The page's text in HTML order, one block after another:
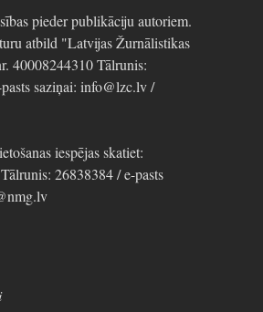
pieder publikāciju autoriem.
atbild "Latvijas Žurnālistikas
40008244310 Tālrunis:
saziņai: info@lzc.lv /
iespējas skatiet:
26838384 / e-pasts